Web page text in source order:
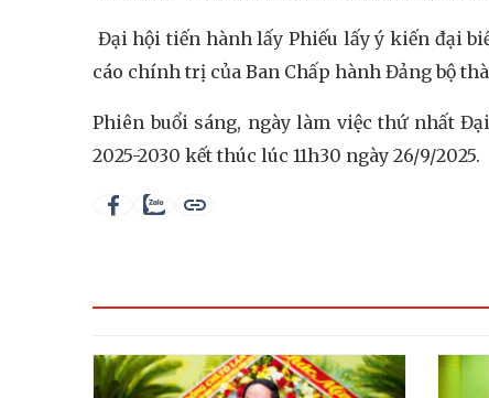
Đại hội tiến hành lấy Phiếu lấy ý kiến đại
cáo chính trị của Ban Chấp hành Đảng bộ
Phiên buổi sáng, ngày làm việc thứ nhất
2025-2030 kết thúc lúc 11h30 ngày 26/9/2025.